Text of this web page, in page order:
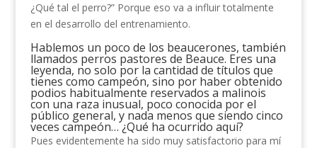
¿Qué tal el perro?” Porque eso va a influir totalmente
en el desarrollo del entrenamiento.
Hablemos un poco de los beaucerones, también
llamados perros pastores de Beauce. Eres una
leyenda, no solo por la cantidad de títulos que
tienes como campeón, sino por haber obtenido
podios habitualmente reservados a malinois
con una raza inusual, poco conocida por el
público general, y nada menos que siendo cinco
veces campeón… ¿Qué ha ocurrido aquí?
Pues evidentemente ha sido muy satisfactorio para mí